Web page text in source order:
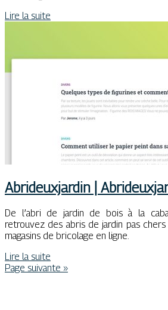
Lire la suite
Ab­ri­deuxjar­din |
De l’abri de jardin de bois à la
retrouvez des abris de jardin pas
magasins de bricolage en ligne.
Lire la suite
Page suivante »